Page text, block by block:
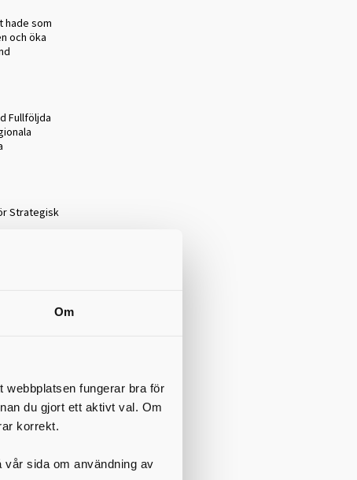
Om
webbplatsen fungerar bra för
du gjort ett aktivt val. Om
korrekt.
sida om användning av
hade som
och öka
Fullföljda
Strategisk
i